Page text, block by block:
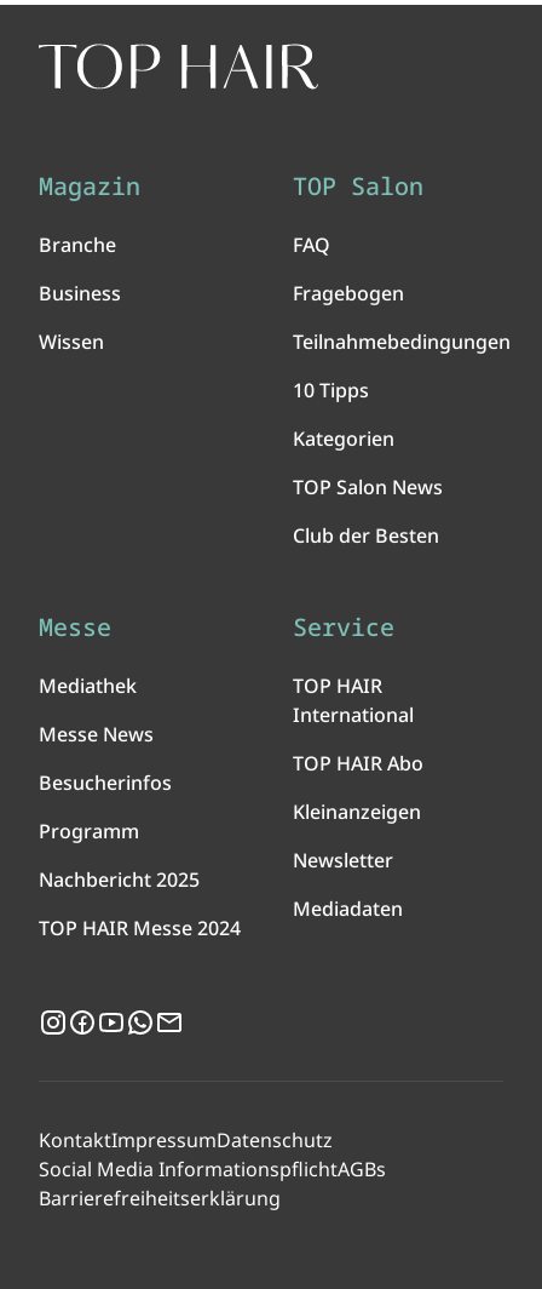
Magazin
Branche
Business
Wissen
TOP Salon
FAQ
Fragebogen
Teilnahmebedingungen
10 Tipps
Kategorien
TOP Salon News
Club der Besten
Messe
Mediathek
Messe News
Besucherinfos
Programm
Nachbericht 2025
TOP HAIR Messe 2024
Service
TOP HAIR
International
TOP HAIR Abo
Kleinanzeigen
Newsletter
Mediadaten
Instagram
Facebook
YouTubeWhatsApp
KontaktImpressumDatenschutz
Social Media InformationspflichtAGBs
Barrierefreiheitserklärung